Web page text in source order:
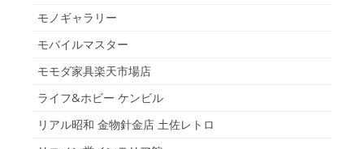
モノギャラリー
モバイルマスター
モモダ家具楽天市場店
ライフ&ホビー ケンビル
リアル昭和 金物針金店 土佐レトロ